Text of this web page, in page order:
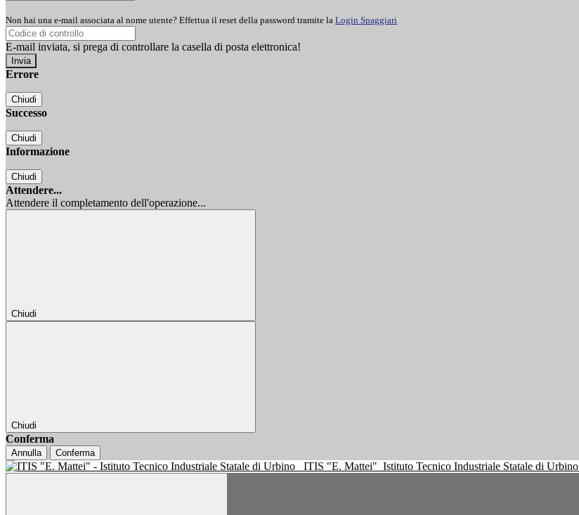
Non hai una e-mail associata al nome utente? Effettua il reset della password tramite la Login Spaggiari
E-mail inviata, si prega di controllare la casella di posta elettronica!
Errore
Chiudi
Successo
Chiudi
Informazione
Chiudi
Attendere...
Attendere il completamento dell'operazione...
Chiudi
Chiudi
Conferma
Annulla Conferma
ITIS "E. Mattei" Istituto Tecnico Industriale Statale di Urbino